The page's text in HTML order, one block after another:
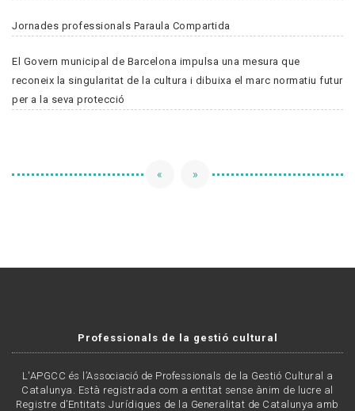
Jornades professionals Paraula Compartida
El Govern municipal de Barcelona impulsa una mesura que
reconeix la singularitat de la cultura i dibuixa el marc normatiu futur
per a la seva protecció
« »
Professionals de la gestió cultural
L'APGCC és l’Associació de Professionals de la Gestió Cultural a
Catalunya. Està registrada com a entitat sense ànim de lucre al
Registre d’Entitats Jurídiques de la Generalitat de Catalunya amb